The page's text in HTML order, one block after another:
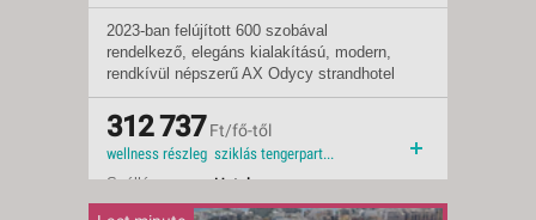
wellness részleg sziklás tengerpart 2026 családbarát csúszdák wellness közvetlen tengerparti 2026 ősz
Indulások:
2026.09.20-tól
Időpontok:
1 db
Ellátás:
all inclusive
Ellátás:
félpanzió plusz
Ellátás:
reggeli
Típus:
Tengerparti üdülés
Besorolás:
4*
Szállás:
Hotel
Utazás:
menetrendszerinti járattal
2023-ban felújított 600 szobával
rendelkező, elegáns kialakítású, modern,
rendkívül népszerű AX Odycy strandhotel
ideális helyen, a tengerparti út mentén
épült, szemben a kristálytiszta tengerrel,
kilátással a Salina Bayre.
312 737 Ft/fő-től